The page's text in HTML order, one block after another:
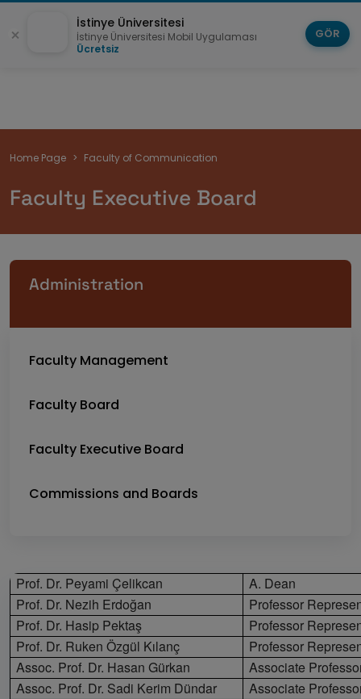
Breadcrumb
Home Page Faculty of Communication
Faculty Executive Board
Administration
Faculty Management
Faculty Board
Faculty Executive Board
Commissions and Boards
Prof. Dr. Peyami Çelikcan
A. Dean
Prof. Dr. Nezih Erdoğan
Professor
Prof. Dr. Hasip Pektaş
Professor
Prof. Dr. Ruken Özgül Kılanç
Professor
Assoc. Prof. Dr. Hasan Gürkan
Associate
Assoc. Prof. Dr. Sadi Kerim Dündar
Associate
İstinye Üniversitesi
İstinye Üniversitesi Mobil Uygulaması
Ücretsiz
GÖR